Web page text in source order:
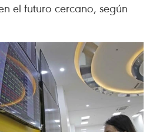
el futuro cercano, según